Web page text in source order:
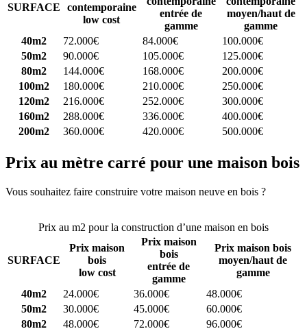
SURFACE
contemporaine
low cost
entrée de
gamme
moyen/haut de
gamme
40m2
72.000€ 84.000€
100.000€
50m2
90.000€ 105.000€
125.000€
80m2
144.000€ 168.000€
200.000€
100m2
180.000€ 210.000€
250.000€
120m2
216.000€ 252.000€
300.000€
160m2
288.000€ 336.000€
400.000€
200m2
360.000€ 420.000€ 500.000€
Prix au mètre carré pour une maison bois
Vous souhaitez faire construire votre maison neuve en bois ?
Prix au m2 pour la construction d’une maison en bois
SURFACE
Prix maison
bois
low cost
Prix maison
bois
entrée de
gamme
Prix maison bois
moyen/haut de
gamme
40m2
24.000€ 36.000€
48.000€
50m2
30.000€ 45.000€
60.000€
80m2
48.000€ 72.000€
96.000€